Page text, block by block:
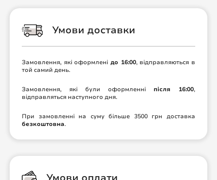
Умови доставки
Замовлення, які оформлені до 16:00, відправляються в
той самий день.
Замовлення, які були оформленні після 16:00,
відправляться наступного дня.
При замовленні на суму більше 3500 грн доставка
безкоштовна.